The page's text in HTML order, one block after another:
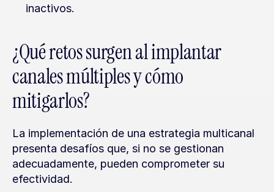
inactivos.
¿Qué retos surgen al implantar
canales múltiples y cómo
mitigarlos?
La implementación de una estrategia multicanal
presenta desafíos que, si no se gestionan
adecuadamente, pueden comprometer su
efectividad.